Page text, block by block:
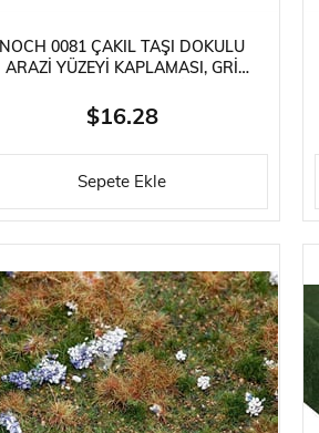
NOCH 0081 ÇAKIL TAŞI DOKULU
ARAZI YÜZEYI KAPLAMASI, GRI
MALZEMESI
$16.28
Sepete Ekle